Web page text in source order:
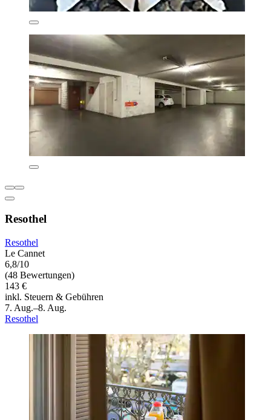
Resothel
Resothel
Le Cannet
6,8/10
(48 Bewertungen)
143 €
inkl. Steuern & Gebühren
7. Aug.–8. Aug.
Resothel